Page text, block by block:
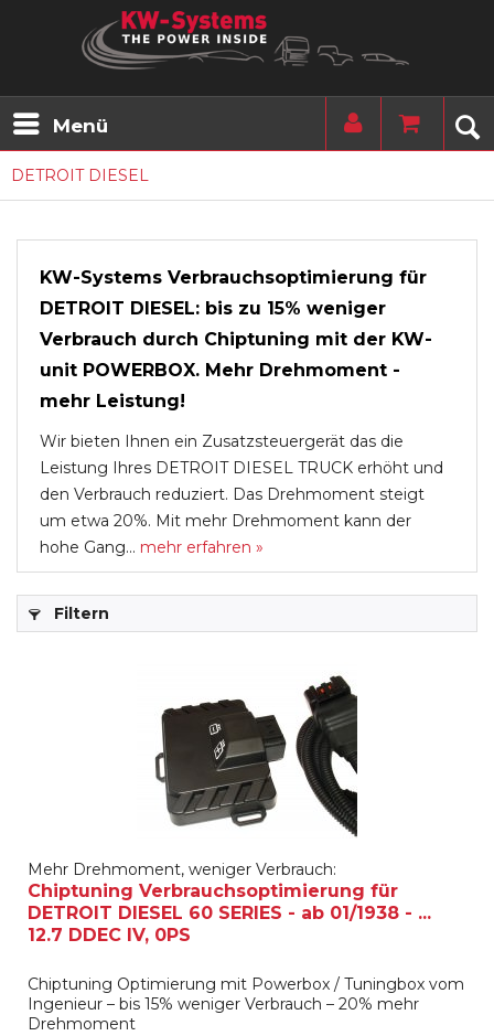
Menü
DETROIT DIESEL
KW-Systems Verbrauchsoptimierung für
DETROIT DIESEL: bis zu 15% weniger
Verbrauch durch Chiptuning mit der KW-
unit POWERBOX. Mehr Drehmoment -
mehr Leistung!
Wir bieten Ihnen ein Zusatzsteuergerät das die
Leistung Ihres DETROIT DIESEL TRUCK erhöht und
den Verbrauch reduziert. Das Drehmoment steigt
um etwa 20%. Mit mehr Drehmoment kann der
hohe Gang... mehr erfahren »
Filtern
Mehr Drehmoment, weniger Verbrauch:
Chiptuning Verbrauchsoptimierung für
DETROIT DIESEL 60 SERIES - ab 01/1938 - ...
12.7 DDEC IV, 0PS
Chiptuning Optimierung mit Powerbox / Tuningbox vom
Ingenieur – bis 15% weniger Verbrauch – 20% mehr
Drehmoment